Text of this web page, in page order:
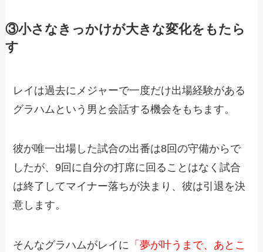
③小さなきっかけが大きな変化をもたら
す
レイは過去にメジャーで一度だけ出場経験がある
グラハムという男と会話する機会をもちます。
彼が唯一出場した試合の出番は8回の守備からで
したが、9回に自分の打席に回ることはなく試合
は終了してマイナー落ちが決まり、彼は引退を決
意します。
そんなグラハムがレイに 「夢が叶うまで、あとこ